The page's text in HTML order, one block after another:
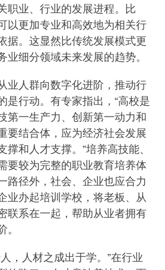
职业、行业的发展进程。比
以更加专业和高效地为相关行
据。这显然比传统发展模式更
业细分领域未来发展的趋势。
人群向数字化进阶，推动行
是行动。有专家指出，“高校是
第一生产力、创新第一动力和
要结合体，应为经济社会发展
撑和人才支撑。”培养高技能、
要较为完整的职业教育培养体
径外，社会、企业也应合力
业办起培训学校，将老板、从
联系在一起，帮助从业者拥有
。
人材之成出于学。”在行业